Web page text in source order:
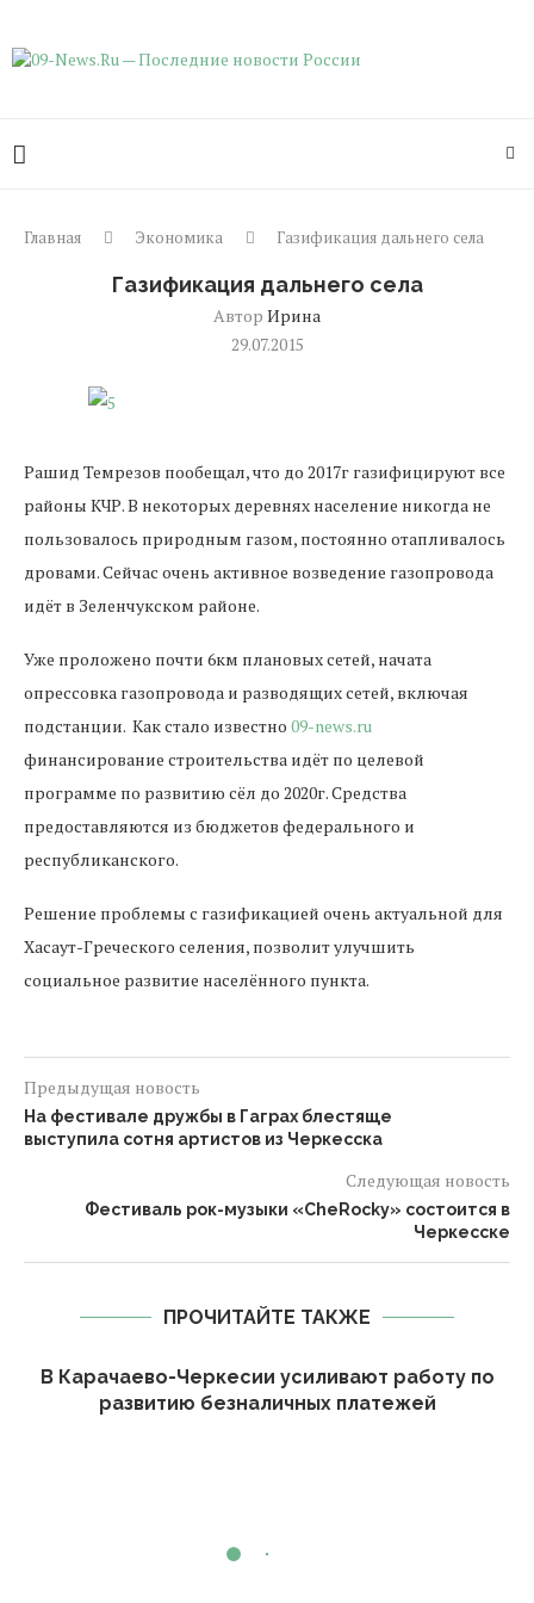
Главная Экономика Газификация дальнего села
Газификация дальнего села
Автор Ирина
29.07.2015
Рашид Темрезов пообещал, что до 2017г газифицируют все
районы КЧР. В некоторых деревнях население никогда не
пользовалось природным газом, постоянно отапливалось
дровами. Сейчас очень активное возведение газопровода
идёт в Зеленчукском районе.
Уже проложено почти 6км плановых сетей, начата
опрессовка газопровода и разводящих сетей, включая
подстанции. Как стало известно 09-news.ru
финансирование строительства идёт по целевой
программе по развитию сёл до 2020г. Средства
предоставляются из бюджетов федерального и
республиканского.
Решение проблемы с газификацией очень актуальной для
Хасаут-Греческого селения, позволитулучшить
социальное развитие населённого пункта.
Предыдущая новость
На фестивале дружбы в Гаграх блестяще
выступила сотня артистов из Черкесска
Следующая новость
Фестиваль рок-музыки «CheRocky» состоится в
Черкесске
ПРОЧИТАЙТЕ ТАКЖЕ
В Карачаево-Черкесии усиливают работу по
развитию безналичных платежей